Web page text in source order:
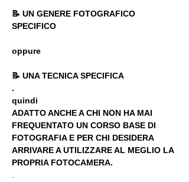
📝 UN GENERE FOTOGRAFICO
SPECIFICO
oppure
📝 UNA TECNICA SPECIFICA
.
quindi
ADATTO ANCHE A CHI NON HA MAI
FREQUENTATO UN CORSO BASE DI
FOTOGRAFIA E PER CHI DESIDERA
ARRIVARE A UTILIZZARE AL MEGLIO LA
PROPRIA FOTOCAMERA.